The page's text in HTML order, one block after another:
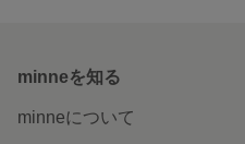
minneを知る
minneについて